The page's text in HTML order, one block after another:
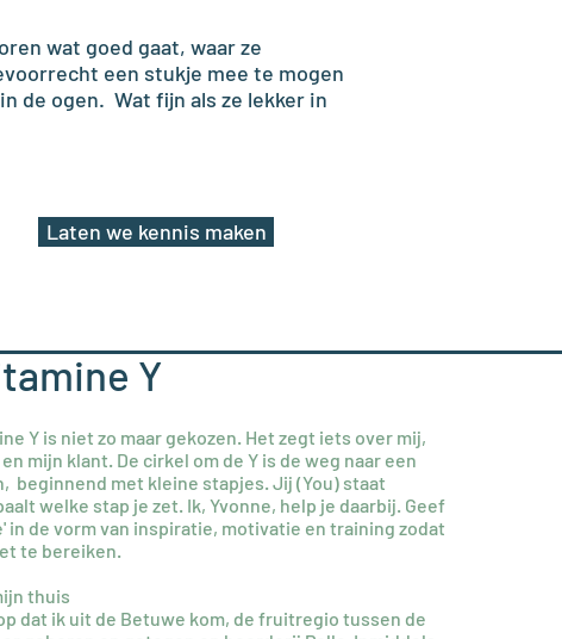
wat goed gaat, waar ze
een stukje mee te mogen
de ogen. Wat fijn als ze lekker in
Laten we kennis maken
Y
Y is niet zo maar gekozen. Het zegt iets over mij,
mijn klant. De cirkel om de Y is de weg naar een
beginnend met kleine stapjes. Jij (You) staat
welke stap je zet. Ik, Yvonne, help je daarbij. Geef
in de vorm van inspiratie, motivatie en training zodat
te bereiken.
thuis
dat ik uit de Betuwe kom, de fruitregio tussen de